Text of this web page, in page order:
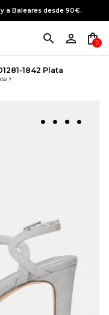
a Baleares desde 90€.
search person_outline shopping_bag
0
1842 Plata